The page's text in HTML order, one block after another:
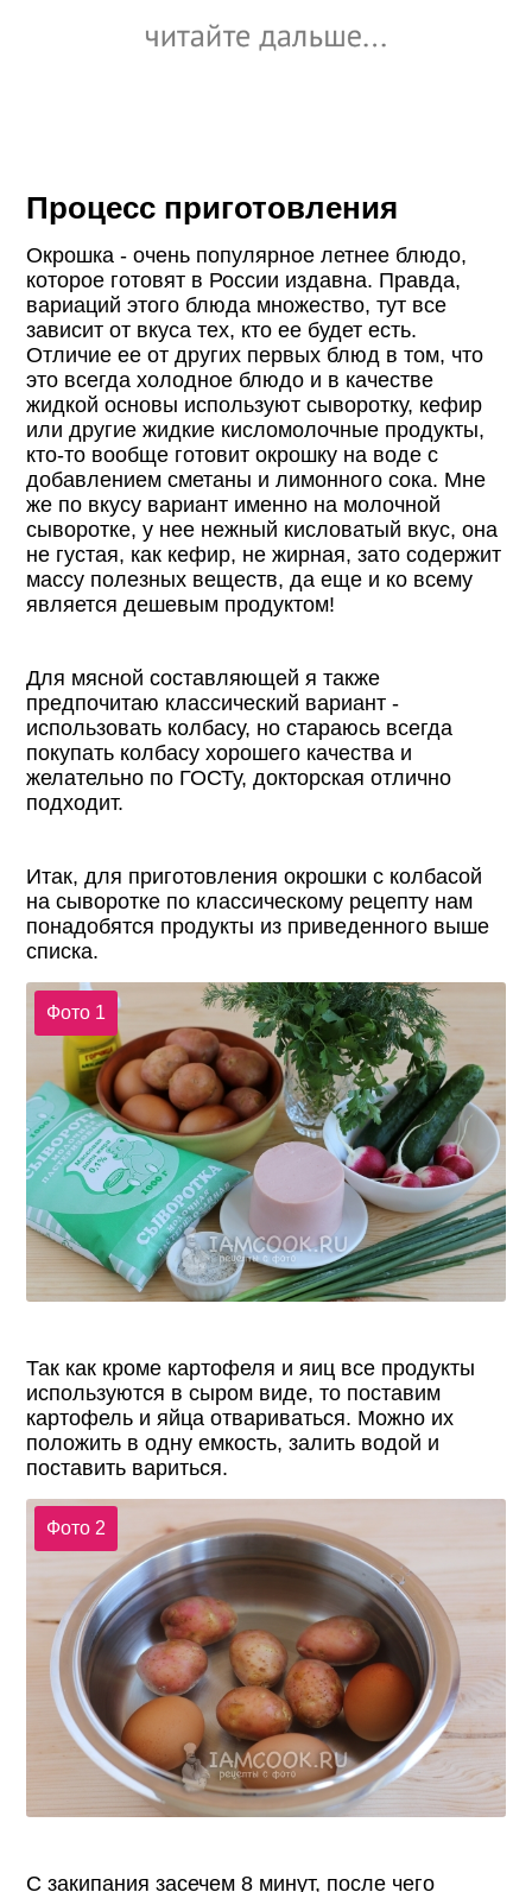
Процесс приготовления
Окрошка - очень популярное летнее блюдо,
которое готовят в России издавна. Правда,
вариаций этого блюда множество, тут все
зависит от вкуса тех, кто ее будет есть.
Отличие ее от других первых блюд в том, что
это всегда холодное блюдо и в качестве
жидкой основы используют сыворотку, кефир
или другие жидкие кисломолочные продукты,
кто-то вообще готовит окрошку на воде с
добавлением сметаны и лимонного сока. Мне
же по вкусу вариант именно на молочной
сыворотке, у нее нежный кисловатый вкус, она
не густая, как кефир, не жирная, зато содержит
массу полезных веществ, да еще и ко всему
является дешевым продуктом!
Для мясной составляющей я также
предпочитаю классический вариант -
использовать колбасу, но стараюсь всегда
покупать колбасу хорошего качества и
желательно по ГОСТу, докторская отлично
подходит.
Итак, для приготовления окрошки с колбасой
на сыворотке по классическому рецепту нам
понадобятся продукты из приведенного выше
списка.
Фото 1
Так как кроме картофеля и яиц все продукты
используются в сыром виде, то поставим
картофель и яйца отвариваться. Можно их
положить в одну емкость, залить водой и
поставить вариться.
Фото 2
С закипания засечем 8 минут, после чего